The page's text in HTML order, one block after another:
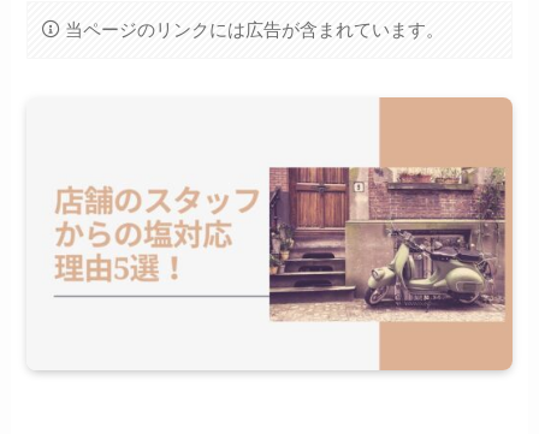
当ページのリンクには広告が含まれています。